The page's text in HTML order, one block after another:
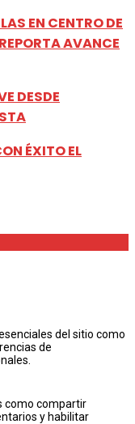
EN CENTRO DE
AVANCE
DESDE
ÉXITO EL
del sitio como
de
como compartir
y habilitar